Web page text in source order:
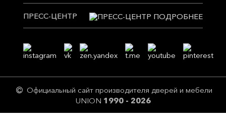
ПРЕСС-ЦЕНТР
Официальный сайт производителя дверей и мебели
UNION 1990 - 2026